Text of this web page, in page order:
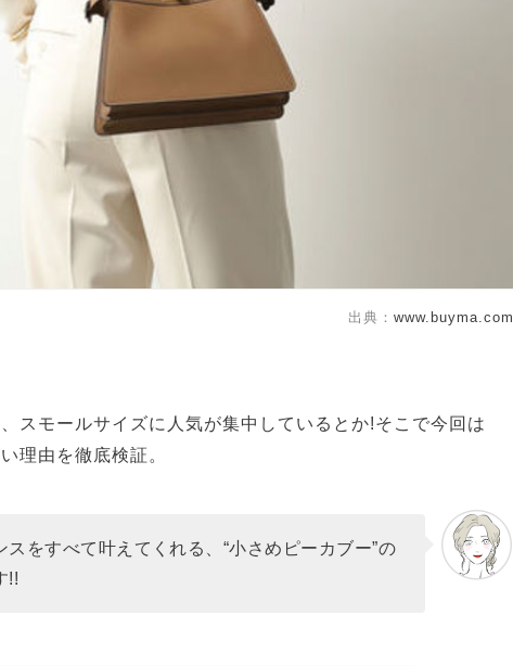
出典： www.buyma.com
スモールサイズに人気が集中しているとか!そこで今回は
理由を徹底検証。
スをすべて叶えてくれる、“小さめピーカブー”の
!!